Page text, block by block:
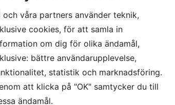
nå oss via formuläret eller på telefon +46-768 90 66 63.
Fyll i era kontaktuppgifter i formuläret nedanför!
och våra partners använder teknik,
cookies, för att samla in
om dig för olika ändamål,
bättre användarupplevelse,
statistik och marknadsföring.
att klicka på "OK" samtycker du till
ändamål.